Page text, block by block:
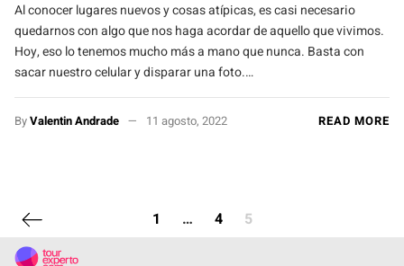
Al conocer lugares nuevos y cosas atípicas, es casi necesario
quedarnos con algo que nos haga acordar de aquello que vivimos.
Hoy, eso lo tenemos mucho más a mano que nunca. Basta con
sacar nuestro celular y disparar una foto.…
ByValentin Andrade 11 agosto, 2022 READ MORE
Previous page 1 … 4 5